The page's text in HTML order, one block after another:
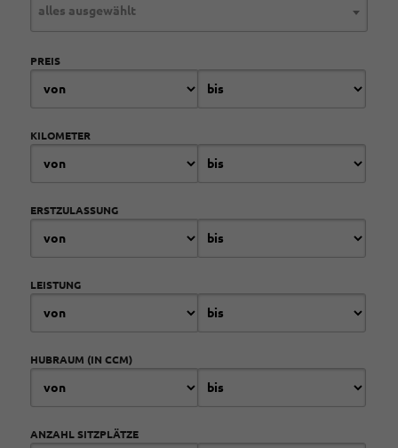
alles ausgewählt
PREIS
KILOMETER
ERSTZULASSUNG
LEISTUNG
HUBRAUM (IN CCM)
ANZAHL SITZPLÄTZE